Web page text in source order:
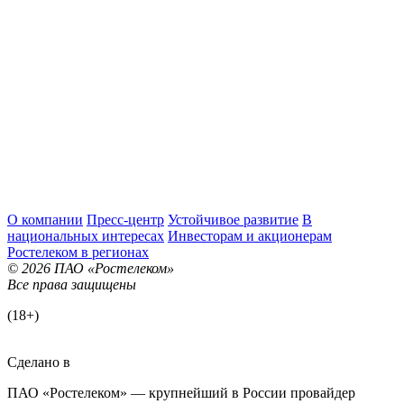
О компании Пресс-центр Устойчивое развитие В
национальных интересах Инвесторам и акционерам
Ростелеком в регионах
© 2026 ПАО «Ростелеком»
Все права защищены
(18+)
Сделано в
ПАО «Ростелеком» — крупнейший в России провайдер